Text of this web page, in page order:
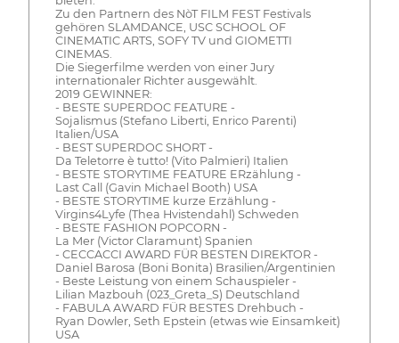
Zu den Partnern des NòT FILM FEST Festivals
gehören SLAMDANCE, USC SCHOOL OF
CINEMATIC ARTS, SOFY TV und GIOMETTI
CINEMAS.
Die Siegerfilme werden von einer Jury
internationaler Richter ausgewählt.
2019 GEWINNER:
- BESTE SUPERDOC FEATURE -
Sojalismus (Stefano Liberti, Enrico Parenti)
Italien/USA
- BEST SUPERDOC SHORT -
Da Teletorre è tutto! (Vito Palmieri) Italien
- BESTE STORYTIME FEATURE ERzählung -
Last Call (Gavin Michael Booth) USA
- BESTE STORYTIME kurze Erzählung -
Virgins4Lyfe (Thea Hvistendahl) Schweden
- BESTE FASHION POPCORN -
La Mer (Victor Claramunt) Spanien
- CECCACCI AWARD FÜR BESTEN DIREKTOR -
Daniel Barosa (Boni Bonita) Brasilien/Argentinien
- Beste Leistung von einem Schauspieler -
Lilian Mazbouh (023_Greta_S) Deutschland
- FABULA AWARD FÜR BESTES Drehbuch -
Ryan Dowler, Seth Epstein (etwas wie Einsamkeit)
USA